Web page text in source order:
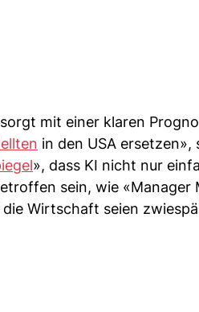
mit einer klaren
in den USA ersetzen»,
», dass KI nicht nur
sein, wie «Manager
Wirtschaft seien